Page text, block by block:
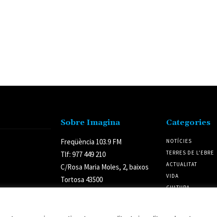
Sobre Imagina
Freqüència 103.9 FM
Tlf: 977 449 210
C/Rosa Maria Moles, 2, baixos
Tortosa 43500
Categories
NOTÍCIES
TERRES DE L'EBRE
ACTUALITAT
VIDA
CULTURA